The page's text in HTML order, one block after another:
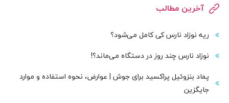
آخرین مطالب
ریه نوزاد نارس کی کامل می‌شود؟
نوزاد نارس چند روز در دستگاه می‌ماند؟!
پماد بنزوئیل پراکسید برای جوش | عوارض، نحوه استفاده و موارد
جایگزین